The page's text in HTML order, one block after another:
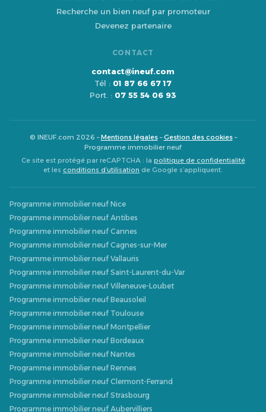
Recherche un bien neuf par promoteur
Devenez partenaire
CONTACT
contact@ineuf.com
Tél : 01 87 66 67 17
Port. : 07 55 54 06 93
© INEUF.com 2026 –Mentions légales–Gestion des cookies–
Programme immobilier neuf
Ce site est protégé par reCAPTCHA : la politique de confidentialité
et les conditions d’utilisation de Google s’appliquent.
Programme immobilier neuf Nice
Programme immobilier neuf Antibes
Programme immobilier neuf Cannes
Programme immobilier neuf Cagnes-sur-Mer
Programme immobilier neuf Vallauris
Programme immobilier neuf Saint-Laurent-du-Var
Programme immobilier neuf Villeneuve-Loubet
Programme immobilier neuf Beausoleil
Programme immobilier neuf Toulouse
Programme immobilier neuf Montpellier
Programme immobilier neuf Bordeaux
Programme immobilier neuf Nantes
Programme immobilier neuf Rennes
Programme immobilier neuf Clermont-Ferrand
Programme immobilier neuf Strasbourg
Programme immobilier neuf Aubervilliers